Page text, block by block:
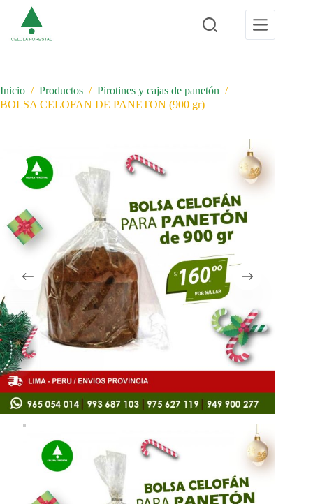
contenido
Inicio / Productos / Pirotines y cajas de panetón /
BOLSA CELOFAN DE PANETON (900 gr)